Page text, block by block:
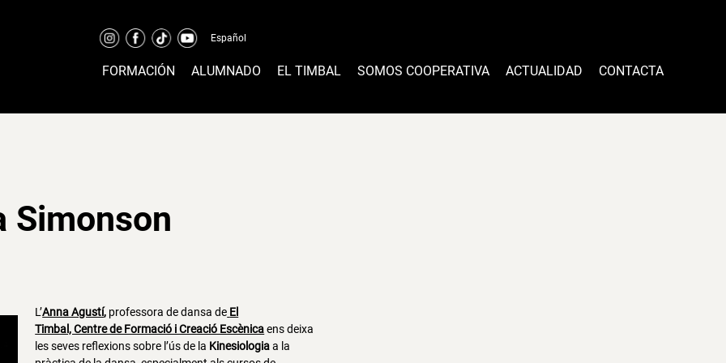
Español
FORMACIÓN ALUMNADO EL TIMBAL SOMOS COOPERATIVA ACTUALIDAD CONTACTA
Simonson
L’Anna Agustí, professora de dansa de El
Timbal, Centre de Formació i Creació Escènicaens deixa
les seves reflexions sobre l’ús de la Kinesiologiaa la